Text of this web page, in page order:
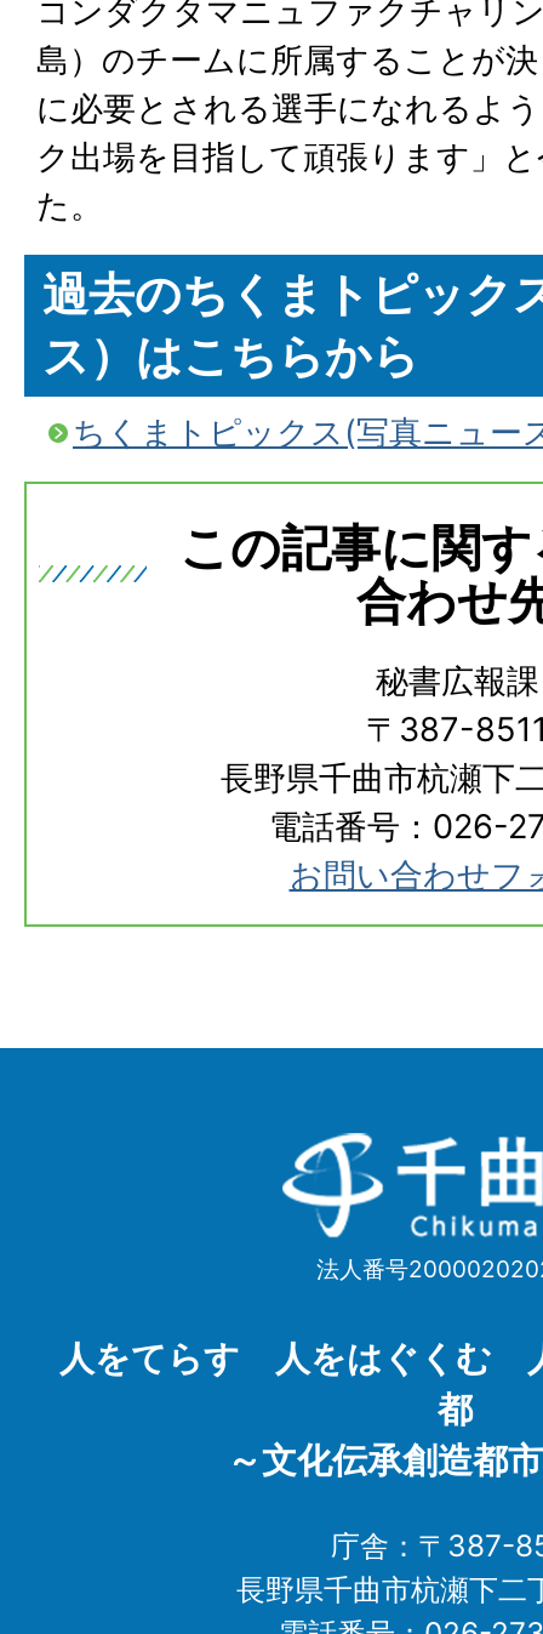
コンダクタマニュファクチャリ
島）のチームに所属することが
に必要とされる選手になれるよ
ク出場を目指して頑張ります」
た。
過去のちくまトピック
ス）はこちらから
ちくまトピックス(写真ニュー
この記事に関
合わせ
秘書広報課
〒387-
長野県千曲市杭瀬下
電話番号：026-
お問い合わせフ
千
曲
Chikuma
法人番号
人をてらす 人をはぐくむ
都
～文化伝承創造都
庁舎：〒387-
長野県千曲市杭瀬下二